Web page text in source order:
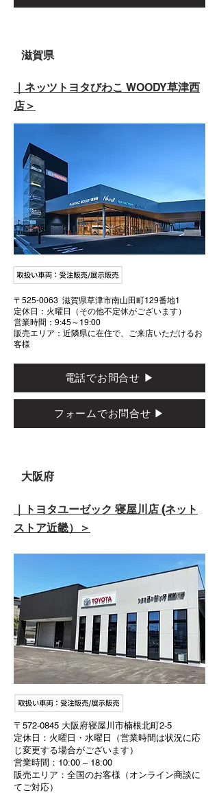
滋賀県
｜ネッツトヨタびわこ WOODY草津西
店＞
〒525-0063 滋賀県草津市南山田町129番地1
定休日：火曜日（その他不定休がございます）
営業時間：9:45～19:00
販売エリア：近隣県に在住で、ご来店いただけるお
客様
電話でお問合せ ▶
フォームでお問合せ ▶
大阪府
｜
トヨタユーゼック 寝屋川店 (ネット
ストア近畿）
＞
〒572-0845 大阪府寝屋川市楠根北町2-5
定休日：火曜日・水曜日（営業時間は状況に応
じ変更する場合がございます）
営業時間：10:00 – 18:00
販売エリア：全国のお客様（オンライン商談に
てご対応）